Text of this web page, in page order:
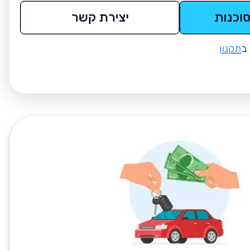
יצירת קשר
בתקנון